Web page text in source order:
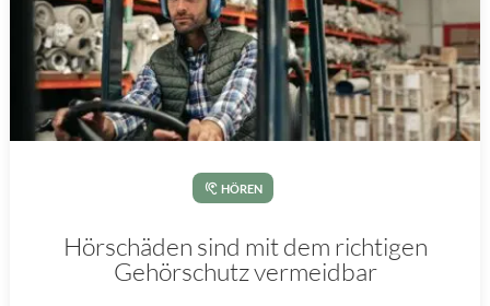
HÖREN
Hörschäden sind mit dem richtigen
Gehörschutz vermeidbar